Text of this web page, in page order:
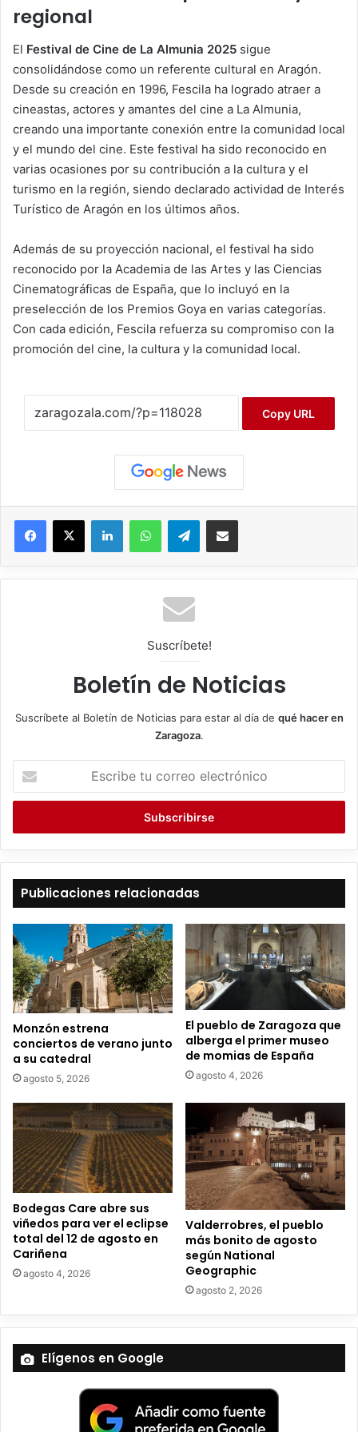
regional
El Festival de Cine de La Almunia 2025 sigue
consolidándose como un referente cultural en Aragón.
Desde su creación en 1996, Fescila ha logrado atraer a
cineastas, actores y amantes del cine a La Almunia,
creando una importante conexión entre la comunidad local
y el mundo del cine. Este festival ha sido reconocido en
varias ocasiones por su contribución a la cultura y el
turismo en la región, siendo declarado actividad de Interés
Turístico de Aragón en los últimos años.
Además de su proyección nacional, el festival ha sido
reconocido por la Academia de las Artes y las Ciencias
Cinematográficas de España, que lo incluyó en la
preselección de los Premios Goya en varias categorías.
Con cada edición, Fescila refuerza su compromiso con la
promoción del cine, la cultura y la comunidad local.
Copy URL
Telegram
Suscríbete!
Boletín de Noticias
Suscríbete al Boletín de Noticias para estar al día de qué hacer en
Zaragoza.
c
i
b
o
r
r
e
o
l
t
r
ó
n
i
c
o
Publicaciones relacionadas
Monzón estrena
conciertos de verano junto
a su catedral
agosto 5, 2026
El pueblo de Zaragoza que
alberga el primer museo
de momias de España
agosto 4, 2026
Bodegas Care abre sus
viñedos para ver el eclipse
total del 12 de agosto en
Cariñena
agosto 4, 2026
Valderrobres, el pueblo
más bonito de agosto
según National
Geographic
agosto 2, 2026
Elígenos en Google